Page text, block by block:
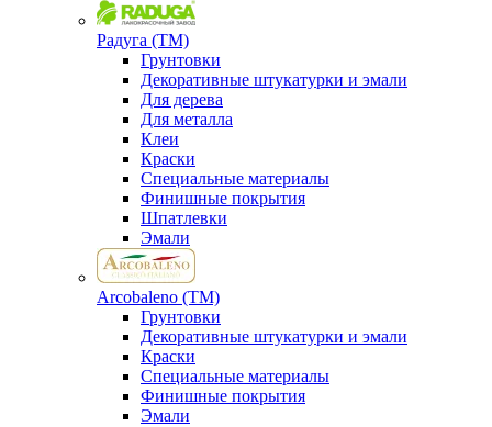
Радуга (ТМ)
Грунтовки
Декоративные штукатурки и эмали
Для дерева
Для металла
Клеи
Краски
Специальные материалы
Финишные покрытия
Шпатлевки
Эмали
Arcobaleno (ТМ)
Грунтовки
Декоративные штукатурки и эмали
Краски
Специальные материалы
Финишные покрытия
Эмали